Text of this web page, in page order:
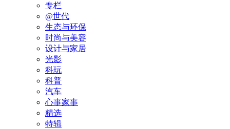
专栏
@世代
生态与环保
时尚与美容
设计与家居
光影
科玩
科普
汽车
心事家事
精选
特辑